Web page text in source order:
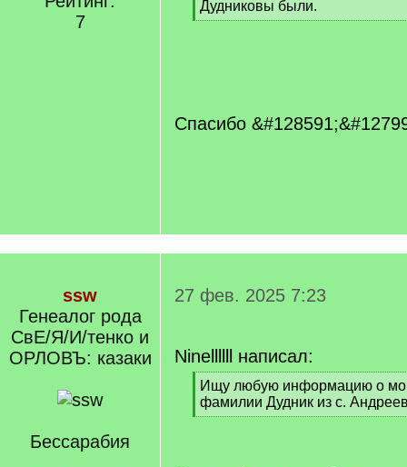
7
Дудниковы были.
[
Спасибо
ssw
Генеалог рода
СвЕ/Я/И/тенко и
ОРЛОВЪ: казаки
Бессарабия
27 фев. 2025 7:23
Ninellllll написал:
[
q
]
Ищу любую информацию о
фамилии Дудник из с.
[